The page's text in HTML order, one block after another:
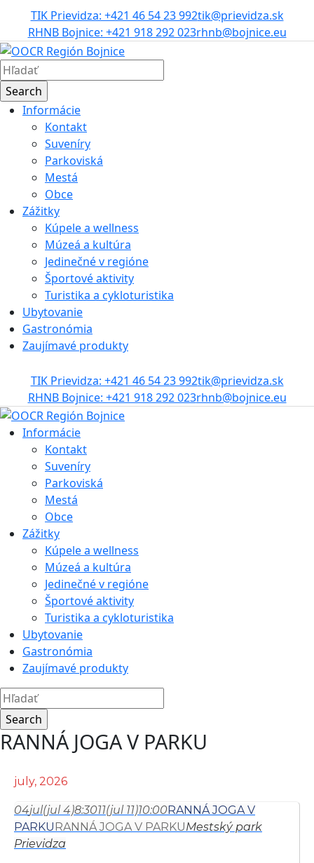
TIK Prievidza: +421 46 54 23 992tik@prievidza.sk
RHNB Bojnice: +421 918 292 023rhnb@bojnice.eu
Informácie
Kontakt
Suveníry
Parkoviská
Mestá
Obce
Zážitky
Kúpele a wellness
Múzeá a kultúra
Jedinečné v regióne
Športové aktivity
Turistika a cykloturistika
Ubytovanie
Gastronómia
Zaujímavé produkty
TIK Prievidza: +421 46 54 23 992tik@prievidza.sk
RHNB Bojnice: +421 918 292 023rhnb@bojnice.eu
Informácie
Kontakt
Suveníry
Parkoviská
Mestá
Obce
Zážitky
Kúpele a wellness
Múzeá a kultúra
Jedinečné v regióne
Športové aktivity
Turistika a cykloturistika
Ubytovanie
Gastronómia
Zaujímavé produkty
RANNÁ JOGA V PARKU
july, 2026
04jul(jul 4)8:3011(jul 11)10:00RANNÁ JOGA V
PARKU RANNÁ JOGA V PARKUMestský park
Prievidza